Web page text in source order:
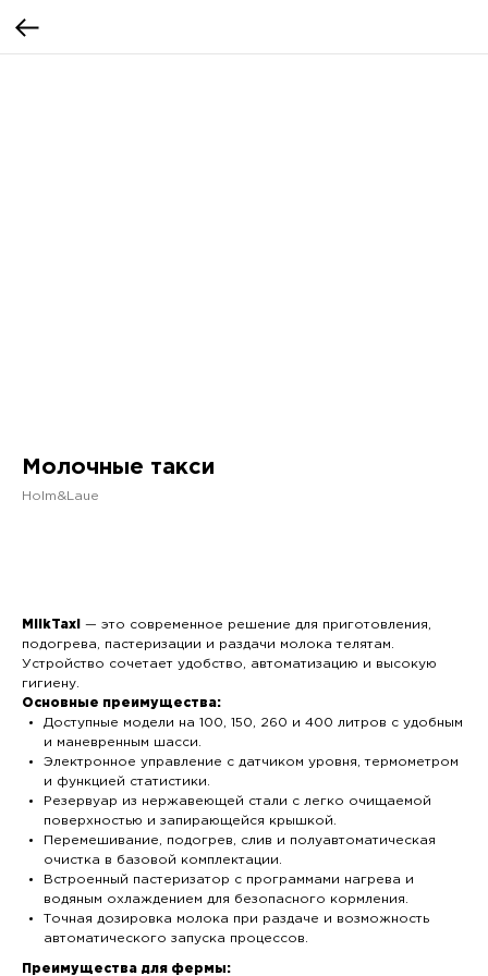
Молочные такси
Holm&Laue
MilkTaxi
— это современное решение для приготовления,
подогрева, пастеризации и раздачи молока телятам.
Устройство сочетает удобство, автоматизацию и высокую
гигиену.
Основные преимущества:
Доступные модели на 100, 150, 260 и 400 литров с удобным
и маневренным шасси.
Электронное управление с датчиком уровня, термометром
и функцией статистики.
Резервуар из нержавеющей стали с легко очищаемой
поверхностью и запирающейся крышкой.
Перемешивание, подогрев, слив и полуавтоматическая
очистка в базовой комплектации.
Встроенный пастеризатор с программами нагрева и
водяным охлаждением для безопасного кормления.
Точная дозировка молока при раздаче и возможность
автоматического запуска процессов.
Преимущества для фермы: